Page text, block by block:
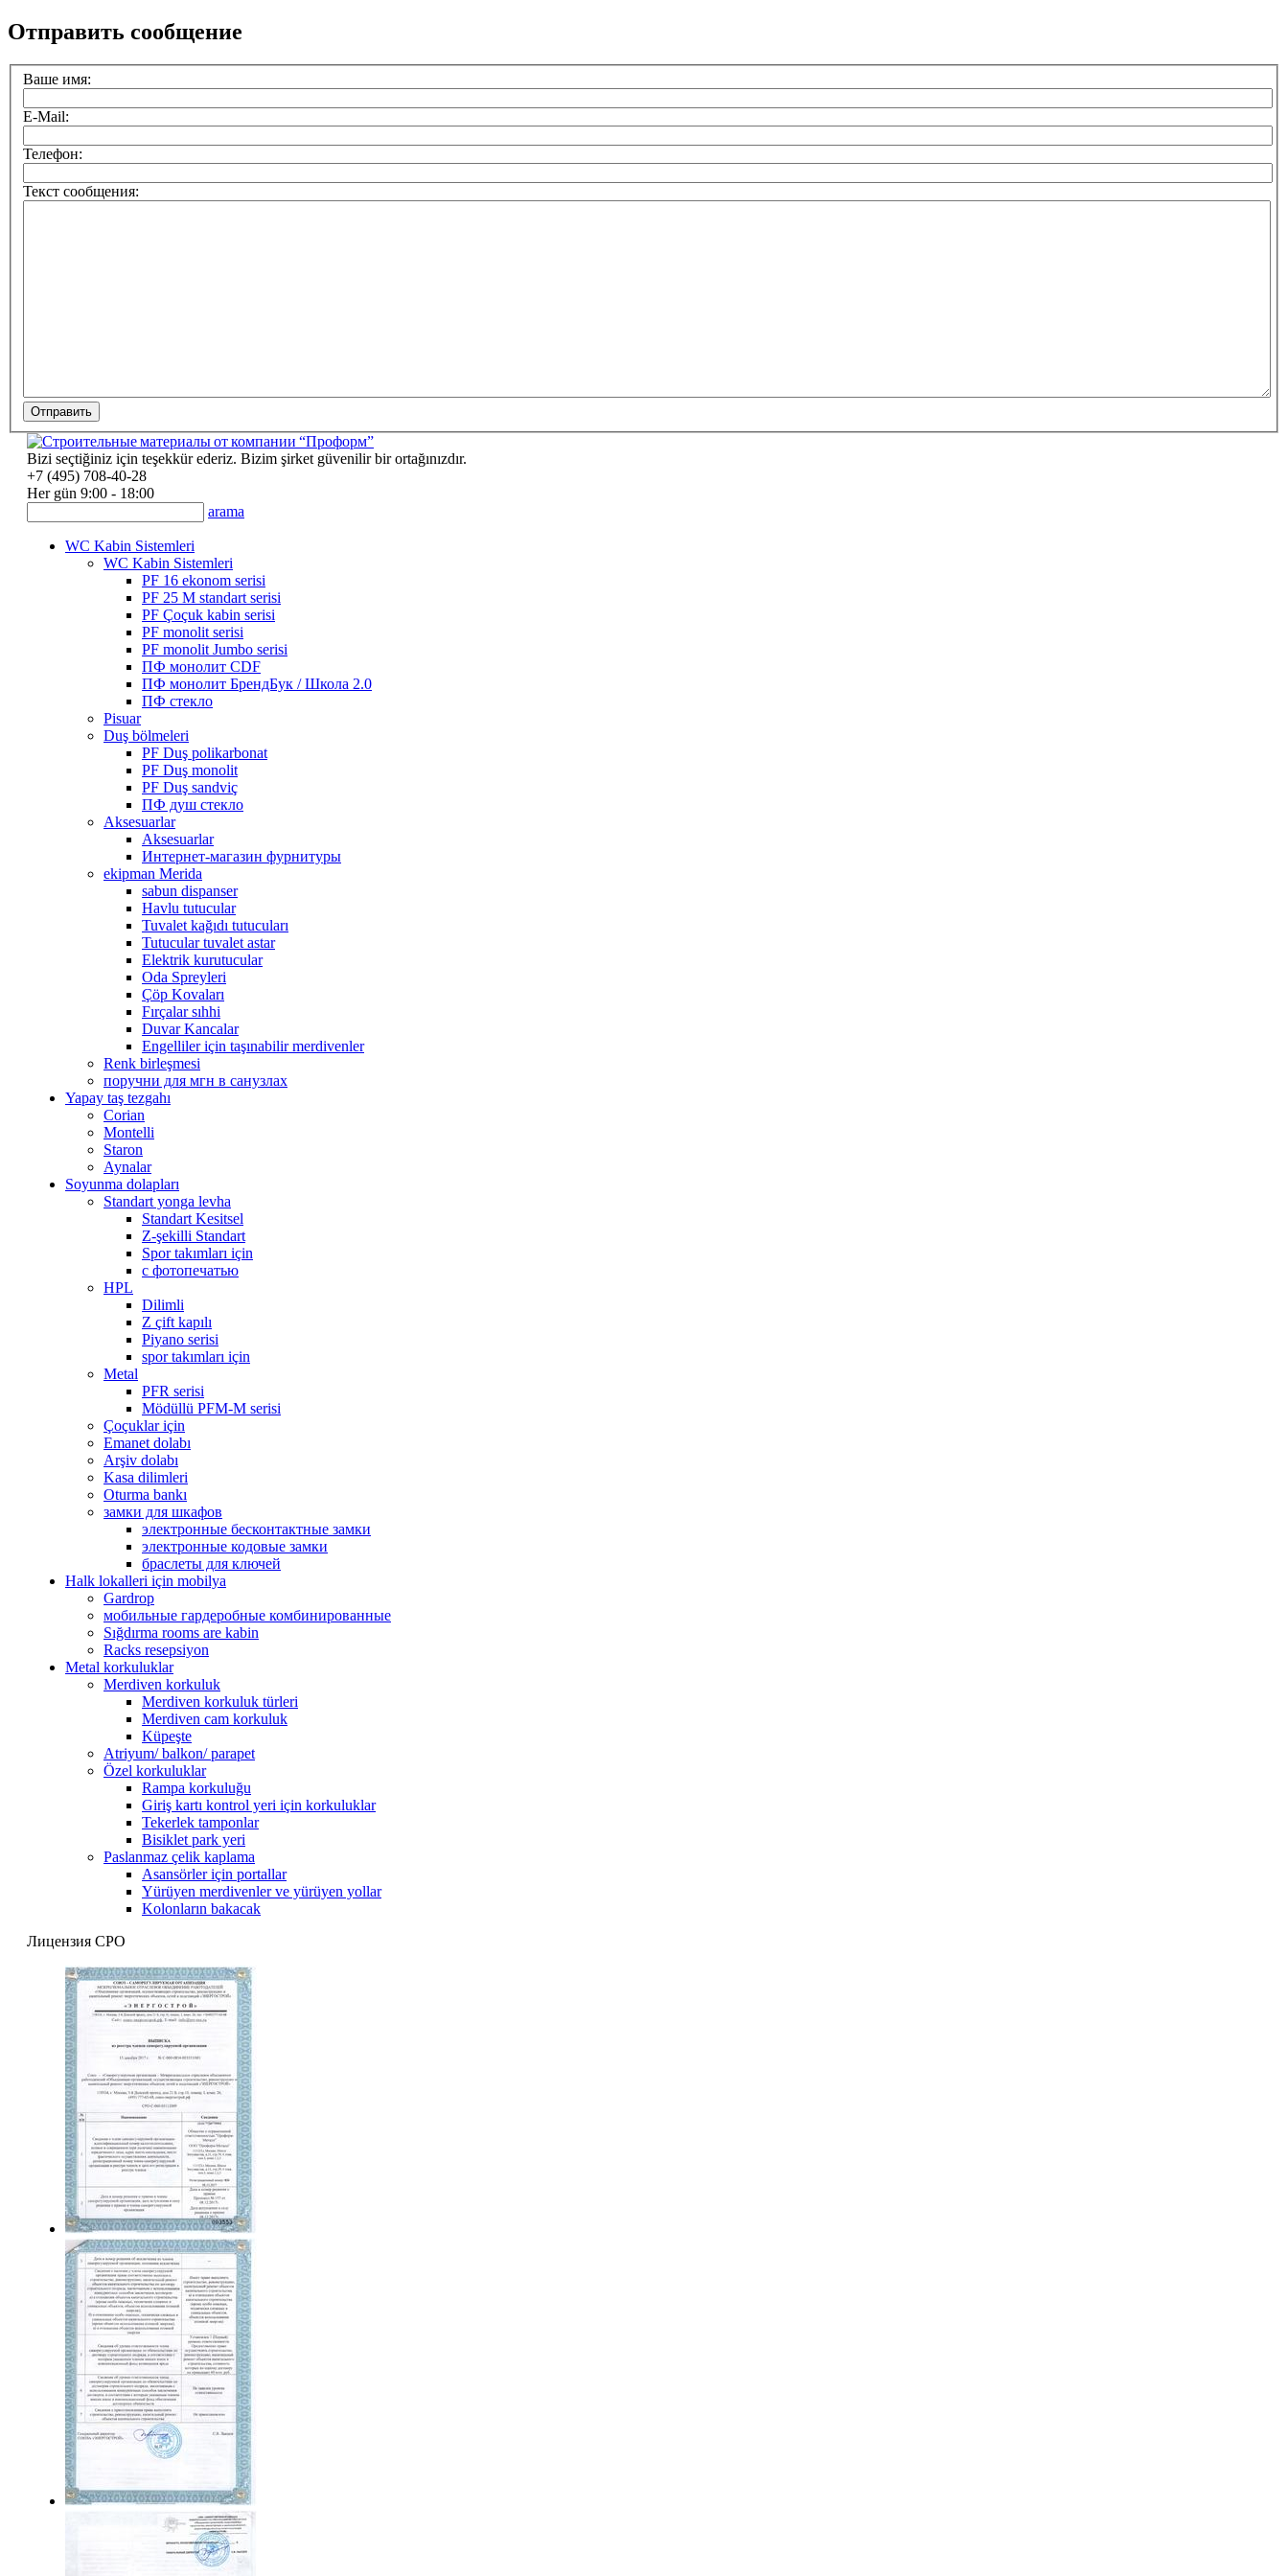
Отправить сообщение
Ваше имя:
E-Mail:
Телефон:
Текст сообщения:
Bizi seçtiğiniz için teşekkür ederiz. Bizim şirket güvenilir bir ortağınızdır.
+7 (495) 708-40-28
Her gün 9:00 - 18:00
arama
WC Kabin Sistemleri
WC Kabin Sistemleri
PF 16 ekonom serisi
PF 25 M standart serisi
PF Çoçuk kabin serisi
PF monolit serisi
PF monolit Jumbo serisi
ПФ монолит CDF
ПФ монолит БрендБук / Школа 2.0
ПФ стекло
Pisuar
Duş bölmeleri
PF Duş polikarbonat
PF Duş monolit
PF Duş sandviç
ПФ душ стекло
Aksesuarlar
Aksesuarlar
Интернет-магазин фурнитуры
ekipman Merida
sabun dispanser
Havlu tutucular
Tuvalet kağıdı tutucuları
Tutucular tuvalet astar
Elektrik kurutucular
Oda Spreyleri
Çöp Kovaları
Fırçalar sıhhi
Duvar Kancalar
Engelliler için taşınabilir merdivenler
Renk birleşmesi
поручни для мгн в санузлах
Yapay taş tezgahı
Corian
Montelli
Staron
Aynalar
Soyunma dolapları
Standart yonga levha
Standart Kesitsel
Z-şekilli Standart
Spor takımları için
с фотопечатью
HPL
Dilimli
Z çift kapılı
Piyano serisi
spor takımları için
Metal
PFR serisi
Mödüllü PFM-M serisi
Çoçuklar için
Emanet dolabı
Arşiv dolabı
Kasa dilimleri
Oturma bankı
замки для шкафов
электронные бесконтактные замки
электронные кодовые замки
браслеты для ключей
Halk lokalleri için mobilya
Gardrop
мобильные гардеробные комбинированные
Sığdırma rooms are kabin
Racks resepsiyon
Metal korkuluklar
Merdiven korkuluk
Merdiven korkuluk türleri
Merdiven cam korkuluk
Küpeşte
Atriyum/ balkon/ parapet
Özel korkuluklar
Rampa korkuluğu
Giriş kartı kontrol yeri için korkuluklar
Tekerlek tamponlar
Bisiklet park yeri
Paslanmaz çelik kaplama
Asansörler için portallar
Yürüyen merdivenler ve yürüyen yollar
Kolonların bakacak
Лицензия СРО